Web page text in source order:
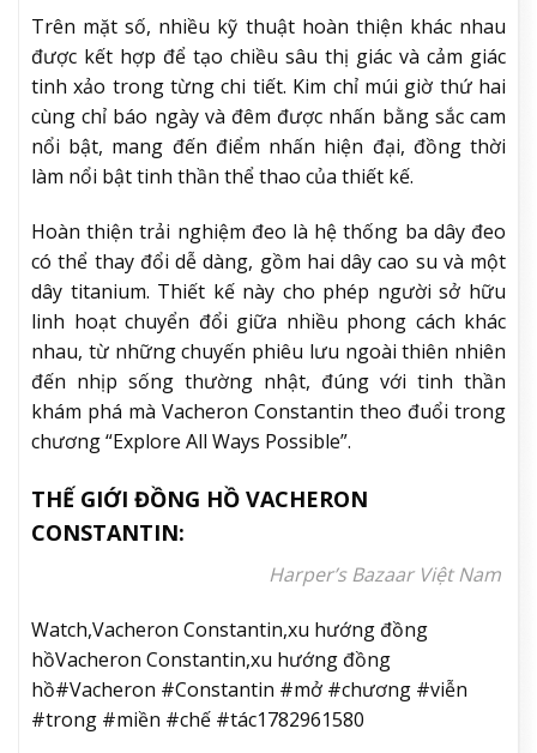
Trên mặt số, nhiều kỹ thuật hoàn thiện khác nhau
được kết hợp để tạo chiều sâu thị giác và cảm giác
tinh xảo trong từng chi tiết. Kim chỉ múi giờ thứ hai
cùng chỉ báo ngày và đêm được nhấn bằng sắc cam
nổi bật, mang đến điểm nhấn hiện đại, đồng thời
làm nổi bật tinh thần thể thao của thiết kế.
Hoàn thiện trải nghiệm đeo là hệ thống ba dây đeo
có thể thay đổi dễ dàng, gồm hai dây cao su và một
dây titanium. Thiết kế này cho phép người sở hữu
linh hoạt chuyển đổi giữa nhiều phong cách khác
nhau, từ những chuyến phiêu lưu ngoài thiên nhiên
đến nhịp sống thường nhật, đúng với tinh thần
khám phá mà Vacheron Constantin theo đuổi trong
chương “Explore All Ways Possible”.
THẾ GIỚI ĐỒNG HỒ VACHERON
CONSTANTIN:
Harper’s Bazaar Việt Nam
Watch,Vacheron Constantin,xu hướng đồng
hồVacheron Constantin,xu hướng đồng
hồ#Vacheron #Constantin #mở #chương #viễn
#trong #miền #chế #tác1782961580